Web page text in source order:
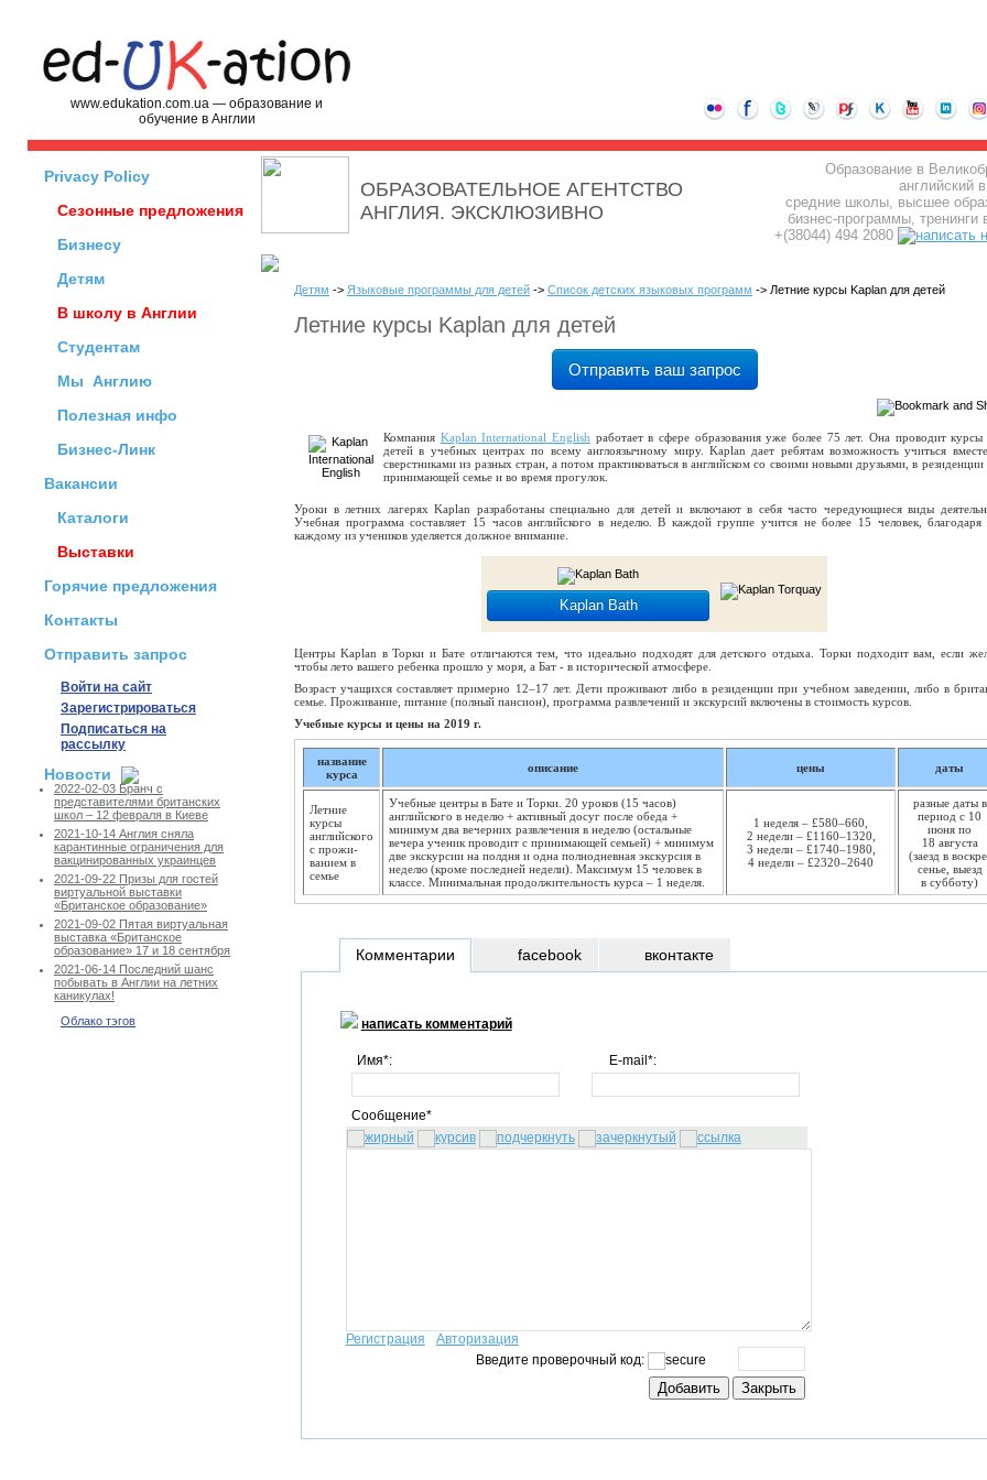
www.edukation.com.ua — образование и
обучение в Англии
Privacy Policy
Сезонные предложения
Бизнесу
Детям
В школу в Англии
Студентам
Мы Англию
Полезная инфо
Бизнес-Линк
Вакансии
Каталоги
Выставки
Горячие предложения
Контакты
Отправить запрос
Войти на сайт
Зарегистрироваться
Подписаться на
рассылку
Новости
2022-02-03 Бранч с
представителями британских
школ – 12 февраля в Киеве
2021-10-14 Англия сняла
карантинные ограничения для
вакцинированных украинцев
2021-09-22 Призы для гостей
виртуальной выставки
«Британское образование»
2021-09-02 Пятая виртуальная
выставка «Британское
образование» 17 и 18 сентября
2021-06-14 Последний шанс
побывать в Англии на летних
каникулах!
Облако тэгов
ОБРАЗОВАТЕЛЬНОЕ АГЕНТСТВО
АНГЛИЯ. ЭКСКЛЮЗИВНО
Образование в
английский
средние школы, высшее
бизнес-программы, тренинги
+(38044) 494 2080
Детям -> Языковые программы для детей -> Список детских языковых программ -> Летние курсы Kaplan для детей
Летние курсы Kaplan для детей
Отправить ваш запрос
Компания Kaplan International English работает в сфере образования уже более 75 лет. Она проводит курсы
детей в учебных центрах по всему англоязычному миру. Kaplan дает ребятам возможность учиться
сверстниками из разных стран, а потом практиковаться в английском со своими новыми друзьями, в резиденции
принимающей семье и во время прогулок.
Уроки в летних лагерях Kaplan разработаны специально для детей и включают в себя часто чередующиеся виды
Учебная программа составляет 15 часов английского в неделю. В каждой группе учится не более 15 человек, благодаря
каждому из учеников уделяется должное внимание.
Kaplan Bath
Центры Kaplan в Торки и Бате отличаются тем, что идеально подходят для детского отдыха. Торки подходит вам, если
чтобы лето вашего ребенка прошло у моря, а Бат - в исторической атмосфере.
Возраст учащихся составляет примерно 12–17 лет. Дети проживают либо в резиденции при учебном заведении, либо в
семье. Проживание, питание (полный пансион), программа развлечений и экскурсий включены в стоимость курсов.
Учебные курсы и цены на 2019 г.
название
курса
описание цены даты
Летние
курсы
английского
с прожи­
ванием в
семье
Учебные центры в Бате и Торки. 20 уроков (15 часов)
английского в неделю + активный досуг после обеда +
минимум два вечерних развлечения в неделю (остальные
вечера ученик проводит с принимающей семьей) + минимум
две экскурсии на полдня и одна полнодневная экскурсия в
неделю (кроме последней недели). Максимум 15 человек в
классе. Минимальная продолжительность курса – 1 неделя.
1 неделя – £580–660,
2 недели – £1160–1320,
3 недели – £1740–1980,
4 недели – £2320–2640
разные даты в
период с 10
июня по
18 августа
(заезд в
сенье, выезд
в субботу)
Комментарии
написать комментарий
Имя*: E-mail*:
Сообщение*
Регистрация
Авторизация
Введите проверочный код:
facebook вконтакте